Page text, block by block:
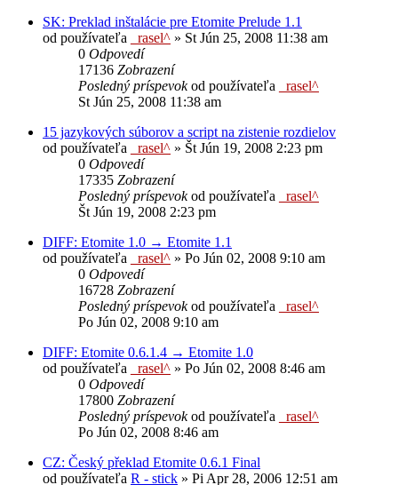
SK: Preklad inštalácie pre Etomite Prelude 1.1
od používateľa
_rasel^ » St Jún 25, 2008 11:38 am
0 Odpovedí
17136 Zobrazení
Posledný príspevokod používateľa
_rasel^
St Jún 25, 2008 11:38 am
15 jazykových súborov a script na zistenie rozdielov
od používateľa
_rasel^ » Št Jún 19, 2008 2:23 pm
0 Odpovedí
17335 Zobrazení
Posledný príspevokod používateľa
_rasel^
Št Jún 19, 2008 2:23 pm
DIFF: Etomite 1.0 → Etomite 1.1
od používateľa
_rasel^ » Po Jún 02, 2008 9:10 am
0 Odpovedí
16728 Zobrazení
Posledný príspevokod používateľa
_rasel^
Po Jún 02, 2008 9:10 am
DIFF: Etomite 0.6.1.4 → Etomite 1.0
od používateľa
_rasel^ » Po Jún 02, 2008 8:46 am
0 Odpovedí
17800 Zobrazení
Posledný príspevokod používateľa
_rasel^
Po Jún 02, 2008 8:46 am
CZ: Český překlad Etomite 0.6.1 Final
od používateľa R - stick » Pi Apr 28, 2006 12:51 am